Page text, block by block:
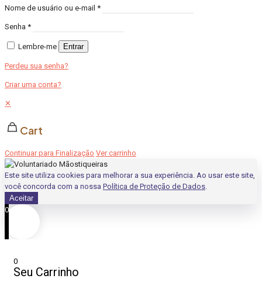
Nome de usuário ou e-mail *
Senha *
Lembre-me Entrar
Perdeu sua senha?
Criar uma conta?
✕
Cart
Continuar para Finalização Ver carrinho
Este site utiliza cookies para melhorar a sua experiência. Ao usar este site,
você concorda com a nossa Política de Proteção de Dados.
Aceitar
0
0
Seu Carrinho